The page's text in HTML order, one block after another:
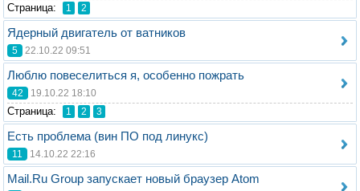
Стрaница: 1 2
Ядерный двигатель от ватников
5 22.10.22 09:51
Люблю повеселиться я, особенно пожрать
42 19.10.22 18:10
Стрaница: 1 2 3
Есть проблема (вин ПО под линукс)
11 14.10.22 22:16
Mail.Ru Group запускает новый браузер Atom